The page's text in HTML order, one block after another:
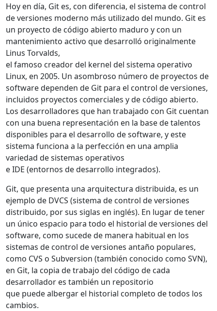
Hoy en día, Git es, con diferencia, el sistema de control
de versiones moderno más utilizado del mundo. Git es
un proyecto de código abierto maduro y con un
mantenimiento activo que desarrolló originalmente
Linus Torvalds,
el famoso creador del kernel del sistema operativo
Linux, en 2005. Un asombroso número de proyectos de
software dependen de Git para el control de versiones,
incluidos proyectos comerciales y de código abierto.
Los desarrolladores que han trabajado con Git cuentan
con una buena representación en la base de talentos
disponibles para el desarrollo de software, y este
sistema funciona a la perfección en una amplia
variedad de sistemas operativos
e IDE (entornos de desarrollo integrados).
Git, que presenta una arquitectura distribuida, es un
ejemplo de DVCS (sistema de control de versiones
distribuido, por sus siglas en inglés). En lugar de tener
un único espacio para todo el historial de versiones del
software, como sucede de manera habitual en los
sistemas de control de versiones antaño populares,
como CVS o Subversion (también conocido como SVN),
en Git, la copia de trabajo del código de cada
desarrollador es también un repositorio
que puede albergar el historial completo de todos los
cambios.